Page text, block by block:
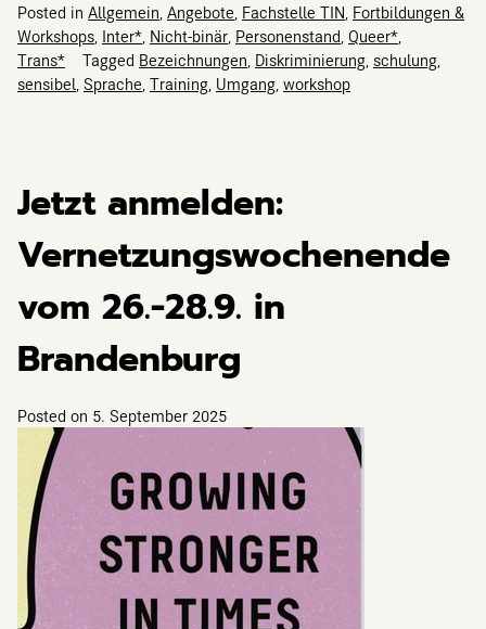
Posted in Allgemein, Angebote, Fachstelle TIN, Fortbildungen &
Workshops, Inter*, Nicht-binär, Personenstand, Queer*,
Trans*
Tagged Bezeichnungen, Diskriminierung, schulung,
sensibel, Sprache, Training, Umgang, workshop
Jetzt anmelden:
Vernetzungswochenende
vom 26.-28.9. in
Brandenburg
Posted on 5. September 2025